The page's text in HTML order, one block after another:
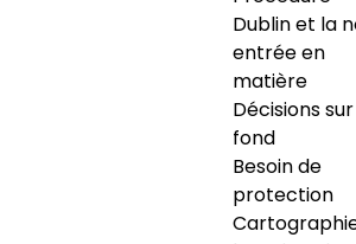
Dublin et la
entrée en
matière
Décisions
fond
Besoin de
protection